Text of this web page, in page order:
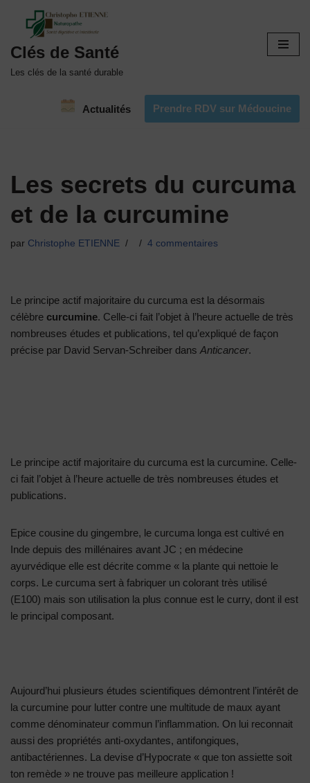
au
contenu
Clés de Santé
Les clés de la santé durable
Actualités Prendre RDV sur Médoucine
Les secrets du curcuma
et de la curcumine
par Christophe ETIENNE 4 commentaires
Le principe actif majoritaire du curcuma est la désormais
célèbre curcumine. Celle-ci fait l’objet à l’heure actuelle de très
nombreuses études et publications, tel qu’expliqué de façon
précise par David Servan-Schreiber dans Anticancer.
Le principe actif majoritaire du curcuma est la curcumine. Celle-
ci fait l’objet à l’heure actuelle de très nombreuses études et
publications.
Epice cousine du gingembre, le curcuma longa est cultivé en
Inde depuis des millénaires avant JC ; en médecine
ayurvédique elle est décrite comme « la plante qui nettoie le
corps. Le curcuma sert à fabriquer un colorant très utilisé
(E100) mais son utilisation la plus connue est le curry, dont il est
le principal composant.
Aujourd’hui plusieurs études scientifiques démontrent l’intérêt de
la curcumine pour lutter contre une multitude de maux ayant
comme dénominateur commun l’inflammation. On lui reconnait
aussi des propriétés anti-oxydantes, antifongiques,
antibactériennes. La devise d’Hypocrate « que ton assiette soit
ton remède » ne trouve pas meilleure application !